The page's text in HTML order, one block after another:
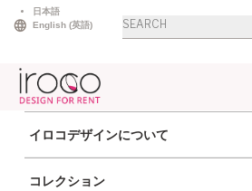
日本語
English (英語)
商
品
イロコデザインについて
コレクション